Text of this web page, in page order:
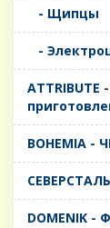
- Щипцы
-
BOHEMIA -
DOMENIK -